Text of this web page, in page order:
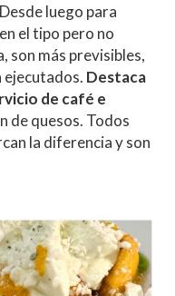
luego para
el tipo pero no
son más previsibles,
ejecutados. Destaca
de café e
de quesos. Todos
la diferencia y son